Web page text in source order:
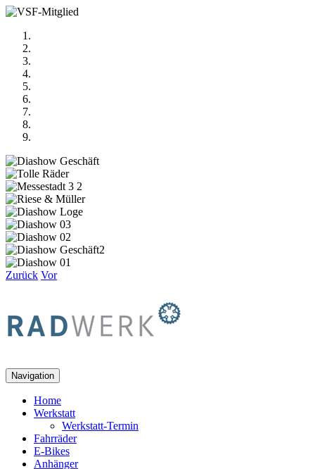
Zurück Vor
Navigation
Home
Werkstatt
Werkstatt-Termin
Fahrräder
E-Bikes
Anhänger